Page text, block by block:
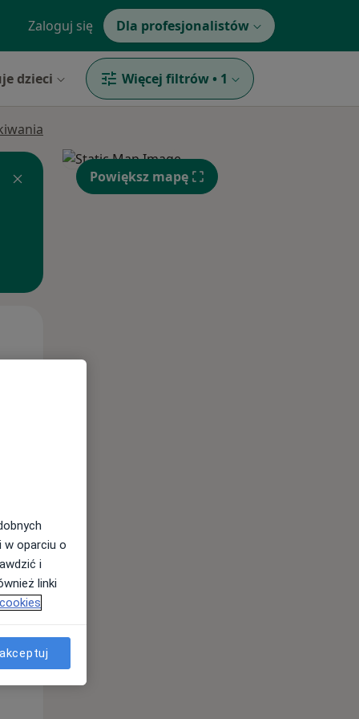
Zaloguj się Dla profesjonalistów
dzieci Więcej filtrów • 1
Śr,
Powiększ mapę
w oparciu o
i
linki